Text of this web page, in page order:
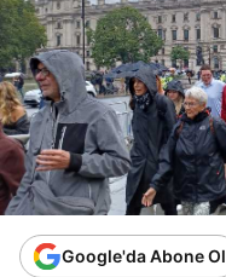
Google'da Abone Ol